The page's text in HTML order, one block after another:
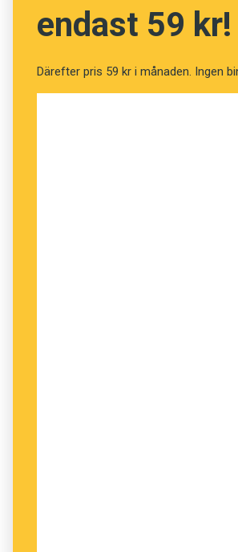
Språkkompetensen bidrar till att
arbetsminne.
endast 59 kr!
Därefter pris 59 kr i månaden. Ingen